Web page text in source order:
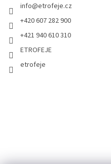
info@etrofeje.cz
+420 607 282 900
+421 940 610 310
ETROFEJE
etrofeje